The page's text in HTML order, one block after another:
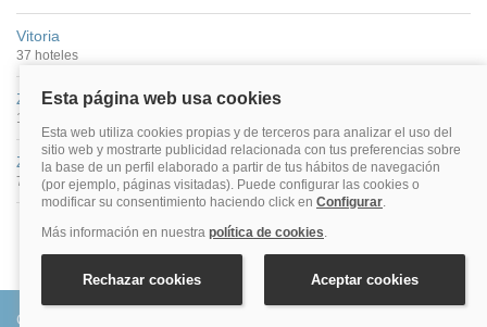
Vitoria
37 hoteles
Zamora
18 hoteles
Zaragoza
79 hoteles
Conócenos